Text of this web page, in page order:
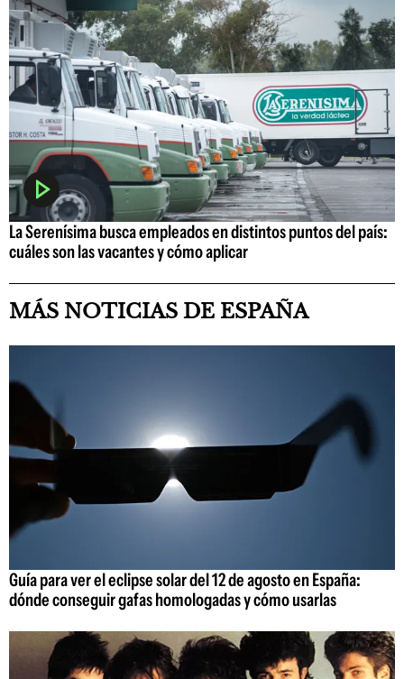
La Serenísima busca empleados en distintos puntos del país:
cuáles son las vacantes y cómo aplicar
MÁS NOTICIAS DE ESPAÑA
Guía para ver el eclipse solar del 12 de agosto en España:
dónde conseguir gafas homologadas y cómo usarlas